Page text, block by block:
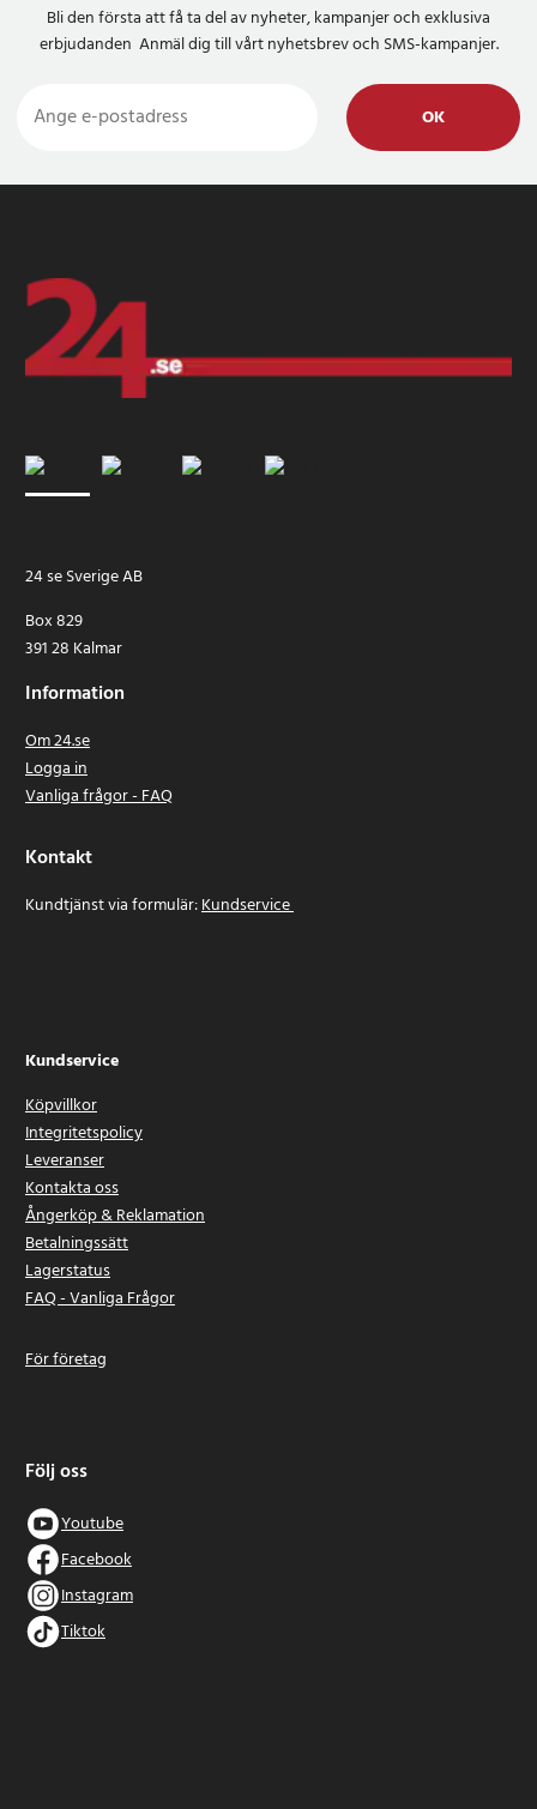
Bli den första att få ta del av nyheter, kampanjer och exklusiva
erbjudanden Anmäl dig till vårt nyhetsbrev och SMS-kampanjer.
OK
24 se Sverige AB
Box 829
391 28 Kalmar
Information
Om 24.se
Logga in
Vanliga frågor - FAQ
Kontakt
Kundtjänst via formulär:Kundservice
Kundservice
Köpvillkor
Integritetspolicy
Leveranser
Kontakta oss
Ångerköp & Reklamation
Betalningssätt
Lagerstatus
FAQ - Vanliga Frågor
För företag
Följ oss
Youtube
Facebook
Instagram
Tiktok